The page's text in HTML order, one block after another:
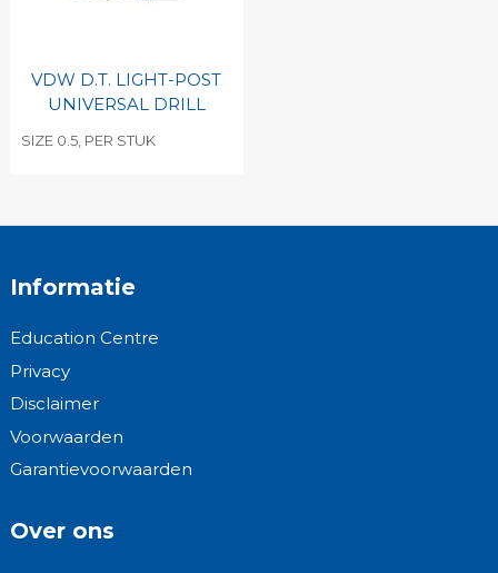
VDW D.T. LIGHT-POST
UNIVERSAL DRILL
SIZE 0.5, PER STUK
Informatie
Education Centre
Privacy
Disclaimer
Voorwaarden
Garantievoorwaarden
Over ons